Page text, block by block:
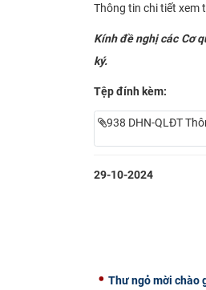
Thông tin chi tiết xem
Kính đề nghị các Cơ
ký.
Tệp đính kèm:
938 DHN-QLĐT
29-10-2024
Thư ngỏ mời chào